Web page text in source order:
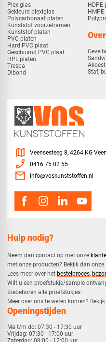
Plexiglas
Gekleurd plexiglas
Polycarbonaat platen
Kunststof voorzetramen
Kunststof platen
PVC platen
Hard PVC plaat
Geschuimd PVC plaat
HPL platen
Trespa
Dibond
HDPE
Staf,
Hulp nodig?
Neem dan contact op met onze
met onze producten? Bekijk dan onze
​Lees meer over het bestelproces,
​Wilt u een proefstukje/sample
toebehoren alle proefstukjes.
​​Meer over ons te weten komen?
Openingstijden
Ma t/m do: 07:30 - 17:30 uur
Vrijdag: 07:30 - 17:00 uur
Zaterdag: 08:00 - 12:00 uur
map Veensesteeg 8, 4264 KG Veen
phone_enabled 0416 75 02 55
mail info@voskunststoffen.nl